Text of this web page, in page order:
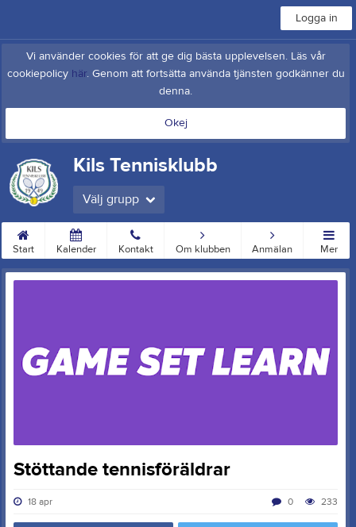
Logga in
Vi använder cookies för att ge dig bästa upplevelsen. Läs vår
cookiepolicy här. Genom att fortsätta använda tjänsten godkänner du
denna.
Okej
Kils Tennisklubb
Välj grupp
Start Kalender Kontakt Om klubben Anmälan Mer
Stöttande tennisföräldrar
18 apr 233
0